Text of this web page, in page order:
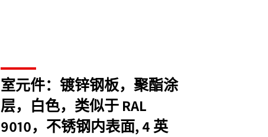
室元件：镀锌钢板，聚酯涂
层，白色，类似于 RAL
9010，不锈钢内表面, 4 英